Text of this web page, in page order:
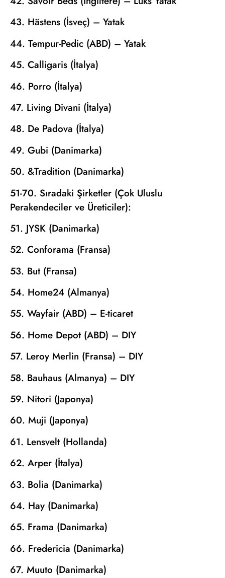
43. Hästens (İsveç) – Yatak
44. Tempur-Pedic (ABD) – Yatak
45. Calligaris (İtalya)
46. Porro (İtalya)
47. Living Divani (İtalya)
48. De Padova (İtalya)
49. Gubi (Danimarka)
50. &Tradition (Danimarka)
51-70. Sıradaki Şirketler (Çok Uluslu
Perakendeciler ve Üreticiler):
51. JYSK (Danimarka)
52. Conforama (Fransa)
53. But (Fransa)
54. Home24 (Almanya)
55. Wayfair (ABD) – E-ticaret
56. Home Depot (ABD) – DIY
57. Leroy Merlin (Fransa) – DIY
58. Bauhaus (Almanya) – DIY
59. Nitori (Japonya)
60. Muji (Japonya)
61. Lensvelt (Hollanda)
62. Arper (İtalya)
63. Bolia (Danimarka)
64. Hay (Danimarka)
65. Frama (Danimarka)
66. Fredericia (Danimarka)
67. Muuto (Danimarka)